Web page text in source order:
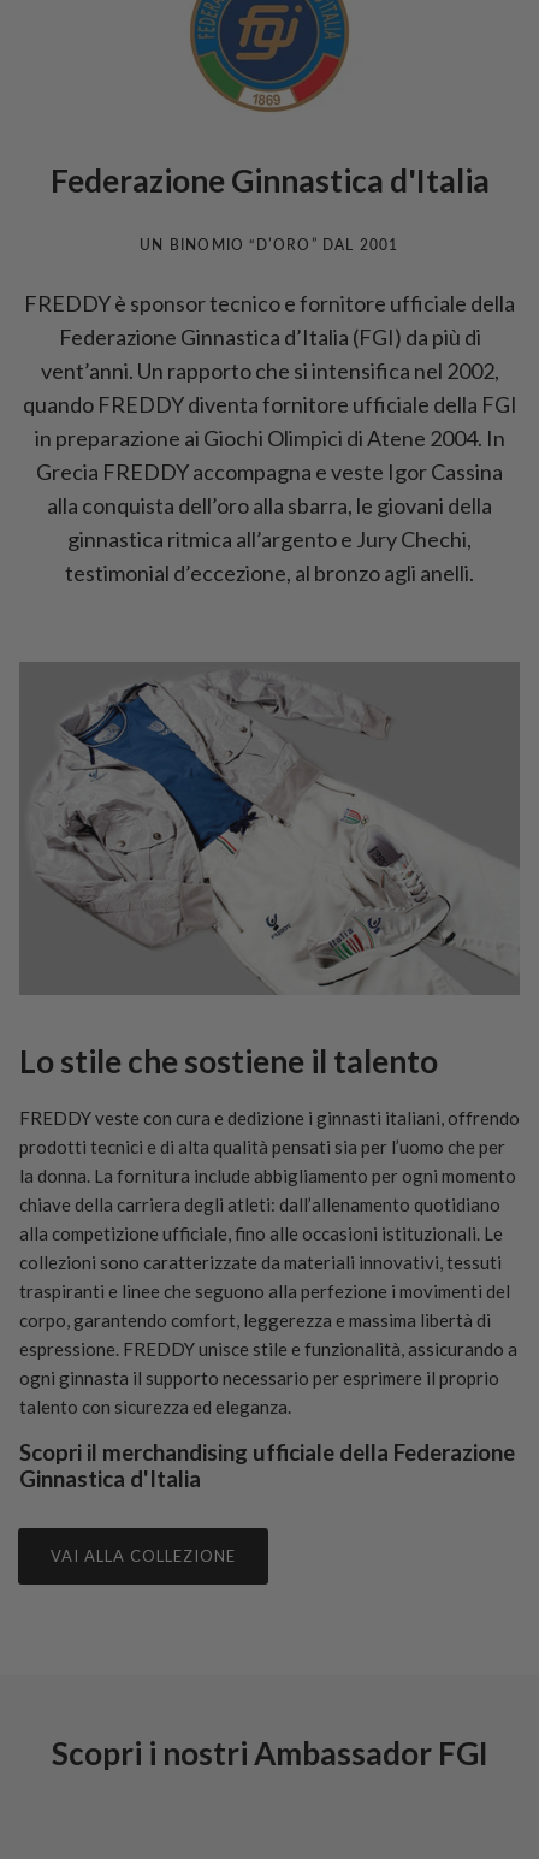
Federazione Ginnastica d'Italia
UN BINOMIO “D’ORO” DAL 2001
FREDDY è sponsor tecnico e fornitore ufficiale della
Federazione Ginnastica d’Italia (FGI) da più di
vent’anni. Un rapporto che si intensifica nel 2002,
quando FREDDY diventa fornitore ufficiale della FGI
in preparazione ai Giochi Olimpici di Atene 2004. In
Grecia FREDDY accompagna e veste Igor Cassina
alla conquista dell’oro alla sbarra, le giovani della
ginnastica ritmica all’argento e Jury Chechi,
testimonial d’eccezione, al bronzo agli anelli.
Lo stile che sostiene il talento
FREDDY veste con cura e dedizione i ginnasti italiani, offrendo
prodotti tecnici e di alta qualità pensati sia per l’uomo che per
la donna. La fornitura include abbigliamento per ogni momento
chiave della carriera degli atleti: dall’allenamento quotidiano
alla competizione ufficiale, fino alle occasioni istituzionali. Le
collezioni sono caratterizzate da materiali innovativi, tessuti
traspiranti e linee che seguono alla perfezione i movimenti del
corpo, garantendo comfort, leggerezza e massima libertà di
espressione. FREDDY unisce stile e funzionalità, assicurando a
ogni ginnasta il supporto necessario per esprimere il proprio
talento con sicurezza ed eleganza.
Scopri il merchandising ufficiale della Federazione
Ginnastica d'Italia
VAI ALLA COLLEZIONE
Scopri i nostri Ambassador FGI